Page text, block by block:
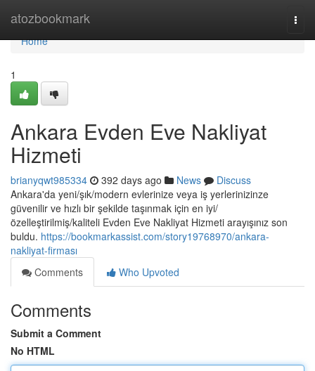
atozbookmark
Home
Home
1
Ankara Evden Eve Nakliyat
Hizmeti
brianyqwt985334 392 days ago News
Discuss
Ankara'da yeni/şık/modern evlerinize veya iş yerlerinizinze
güvenilir ve hızlı bir şekilde taşınmak için en iyi/
özelleştirilmiş/kaliteli Evden Eve Nakliyat Hizmeti arayışınız son
buldu. https://bookmarkassist.com/story19768970/ankara-
nakliyat-firması
Comments
Who Upvoted
Comments
Submit a Comment
No HTML